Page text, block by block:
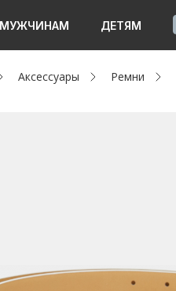
МУЖЧИНАМ ДЕТЯМ
Аксессуары Ремни